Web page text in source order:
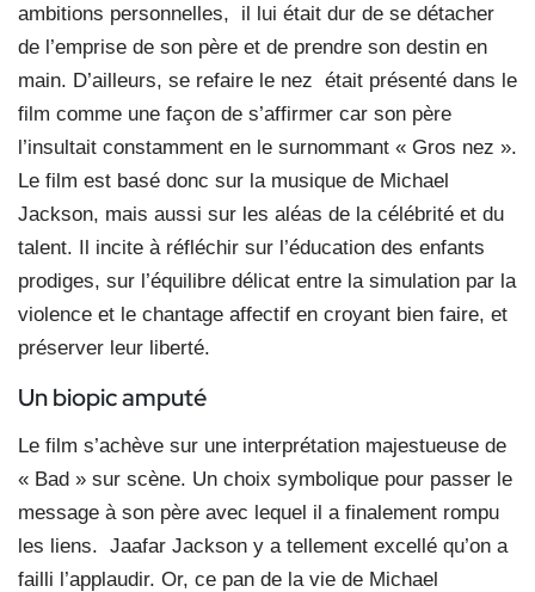
ambitions personnelles, il lui était dur de se détacher
de l’emprise de son père et de prendre son destin en
main. D’ailleurs, se refaire le nez était présenté dans le
film comme une façon de s’affirmer car son père
l’insultait constamment en le surnommant « Gros nez ».
Le film est basé donc sur la musique de Michael
Jackson, mais aussi sur les aléas de la célébrité et du
talent. Il incite à réfléchir sur l’éducation des enfants
prodiges, sur l’équilibre délicat entre la simulation par la
violence et le chantage affectif en croyant bien faire, et
préserver leur liberté.
Un biopic amputé
Le film s’achève sur une interprétation majestueuse de
« Bad » sur scène. Un choix symbolique pour passer le
message à son père avec lequel il a finalement rompu
les liens. Jaafar Jackson y a tellement excellé qu’on a
failli l’applaudir. Or, ce pan de la vie de Michael